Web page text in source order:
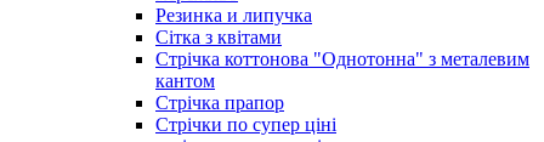
Резинка и липучка
Сітка з квітами
Стрічка коттонова "Однотонна" з металевим
кантом
Стрічка прапор
Стрічки по супер ціні